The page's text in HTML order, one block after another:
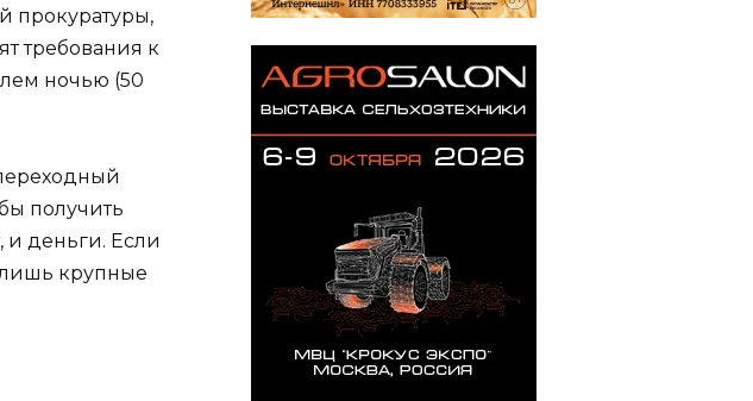
прокуратуры,
требования к
ночью (50
получить
и деньги. Если
лишь крупные